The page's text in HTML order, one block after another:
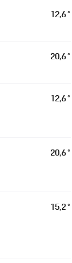
12,6 °
20,6 °
12,6 °
20,6 °
15,2 °